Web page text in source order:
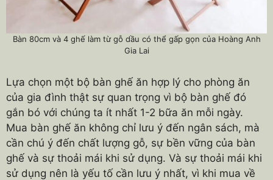
Bàn 80cm và 4 ghế làm từ gỗ dầu có thể gấp gọn của Hoàng Anh
Gia Lai
Lựa chọn một bộ bàn ghế ăn hợp lý cho phòng ăn
của gia đình thật sự quan trọng vì bộ bàn ghế đó
gắn bó với chúng ta ít nhất 1-2 bữa ăn mỗi ngày.
Mua bàn ghế ăn không chỉ lưu ý đến ngân sách, mà
cần chú ý đến chất lượng gỗ, sự bền vững của bàn
ghế và sự thoải mái khi sử dụng. Và sự thoải mái khi
sử dụng nên là yếu tố cần lưu ý nhất, vì khi mua về